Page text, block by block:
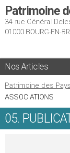
Patrimoine
34 rue Général
01000 BOURG-EN-
Nos Articles
Patrimoine des
ASSOCIATIONS
05.